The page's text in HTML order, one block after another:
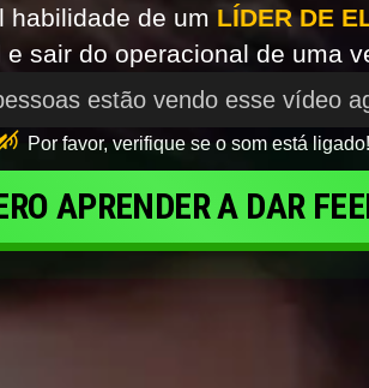
habilidade de um LÍDER DE
sair do operacional de uma
estão vendo esse vídeo
Por favor, verifique se o som está ligado!
APRENDER A DAR